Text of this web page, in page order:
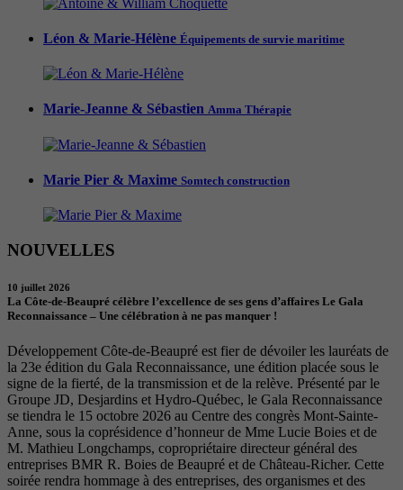
Léon & Marie-Hélène Équipements de survie maritime
Marie-Jeanne & Sébastien Amma Thérapie
Marie Pier & Maxime Somtech construction
NOUVELLES
10 juillet 2026
La Côte-de-Beaupré célèbre l’excellence de ses gens d’affaires Le Gala
Reconnaissance – Une célébration à ne pas manquer !
Développement Côte-de-Beaupré est fier de dévoiler les lauréats de
la 23e édition du Gala Reconnaissance, une édition placée sous le
signe de la fierté, de la transmission et de la relève. Présenté par le
Groupe JD, Desjardins et Hydro-Québec, le Gala Reconnaissance
se tiendra le 15 octobre 2026 au Centre des congrès Mont-Sainte-
Anne, sous la coprésidence d’honneur de Mme Lucie Boies et de
M. Mathieu Longchamps, copropriétaire directeur général des
entreprises BMR R. Boies de Beaupré et de Château-Richer. Cette
soirée rendra hommage à des entreprises, des organismes et des